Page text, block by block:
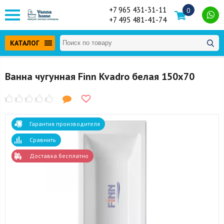
+7 965 431-31-11
+7 495 481-41-74
0
КАТАЛОГ
Ванна чугунная Finn Kvadro белая 150x70
Гарантия производителя
Сравнить
Доставка бесплатно